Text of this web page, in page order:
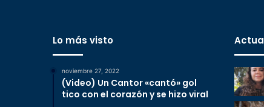
Lo más visto
noviembre 27, 2022
(Video) Un Cantor «cantó» gol
tico con el corazón y se hizo viral